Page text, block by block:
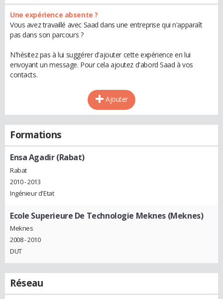
Une expérience absente ?
Vous avez travaillé avec Saad dans une entreprise qui n'apparaît
pas dans son parcours ?
N'hésitez pas à lui suggérer d'ajouter cette expérience en lui
envoyant un message. Pour cela ajoutez d'abord Saad à vos
contacts.
Ajouter
Formations
Ensa Agadir (Rabat)
Rabat
2010 - 2013
Ingénieur d'Etat
Ecole Superieure De Technologie Meknes (Meknes)
Meknes
2008 - 2010
DUT
Réseau